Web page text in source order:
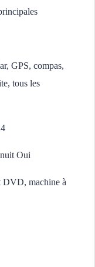
GPS, compas,
tous les
Oui
DVD, machine à